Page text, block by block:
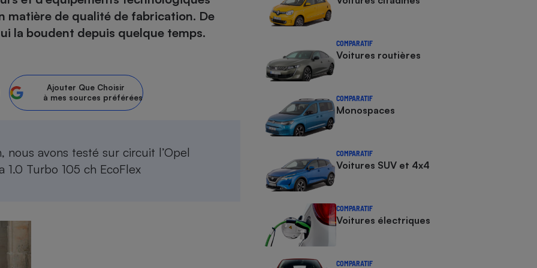
matière de qualité de fabrication. De
la boudent depuis quelque temps.
Ajouter Que Choisir
à mes sources préférées
nous avons testé sur circuit l’Opel
1.0 Turbo 105 ch EcoFlex
COMPARATIF
Voitures routières
COMPARATIF
Monospaces
COMPARATIF
Voitures SUV et 4x4
COMPARATIF
Voitures électriques
COMPARATIF
sèche-linge
congélateur
mobile
Panneaux
photovoltaïques
smartphone
portable
nettoyeur haute
mutuelle
des devis d’opticiens
Obsèques - Pompes
funèbres